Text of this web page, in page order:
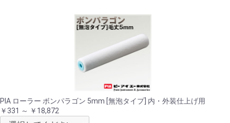
PIA ローラー ボンパラゴン 5mm [無泡タイプ] 内・外装仕上げ用
￥331 ～ ￥18,872